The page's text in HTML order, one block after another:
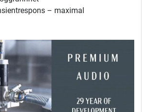
– maximal